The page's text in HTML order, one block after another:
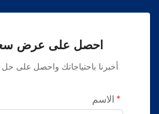
احصل على عرض
أخبرنا باحتياجاتك واحصل
الاسم